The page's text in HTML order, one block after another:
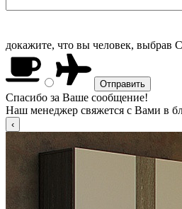
докажите, что вы человек, выбрав
Спасибо за Ваше сообщение!
Наш менеджер свяжется с Вами в